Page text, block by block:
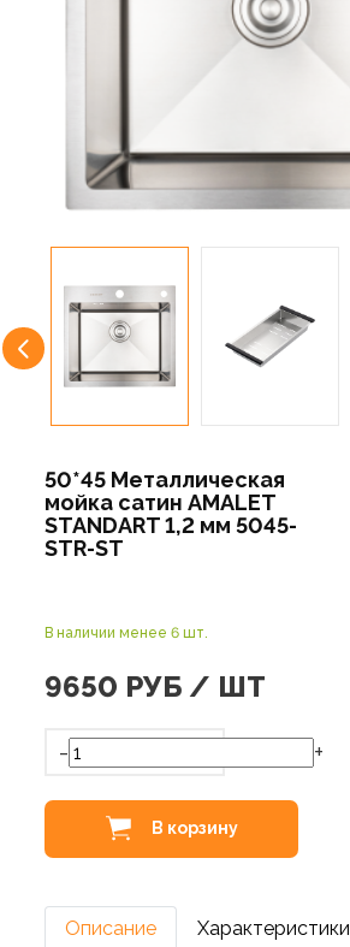
50*45 Металлическая
мойка сатин AMALET
STANDART 1,2 мм 5045-
STR-ST
В наличии менее 6 шт.
9650 РУБ / ШТ
- +
В корзину
Описание Характеристики